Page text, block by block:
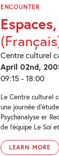
ENCOUNTER
Centre culturel
April 02nd,
09:15 - 18:00
Le Centre culturel
une journée
Psychanalyse er
de l’équipe Le Soi
LEARN MORE